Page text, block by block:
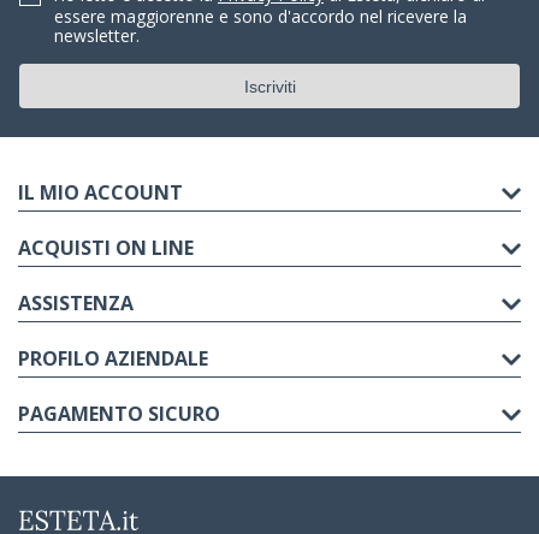
essere maggiorenne e sono d'accordo nel ricevere la
newsletter.
IL MIO ACCOUNT
ACQUISTI ON LINE
ASSISTENZA
PROFILO AZIENDALE
PAGAMENTO SICURO